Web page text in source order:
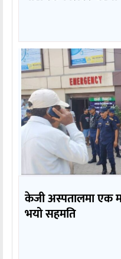
केजी अस्पतालमा एक
भयो सहमति